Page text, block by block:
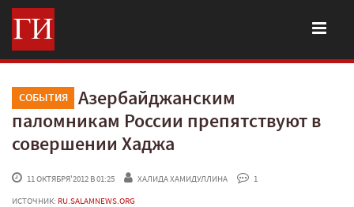
СОБЫТИЯ
Азербайджанским
паломникам России препятствуют в
совершении Хаджа
11 ОКТЯБРЯ'2012 В 01:25 ХАЛИДА ХАМИДУЛЛИНА
1
ИСТОЧНИК: RU.SALAMNEWS.ORG